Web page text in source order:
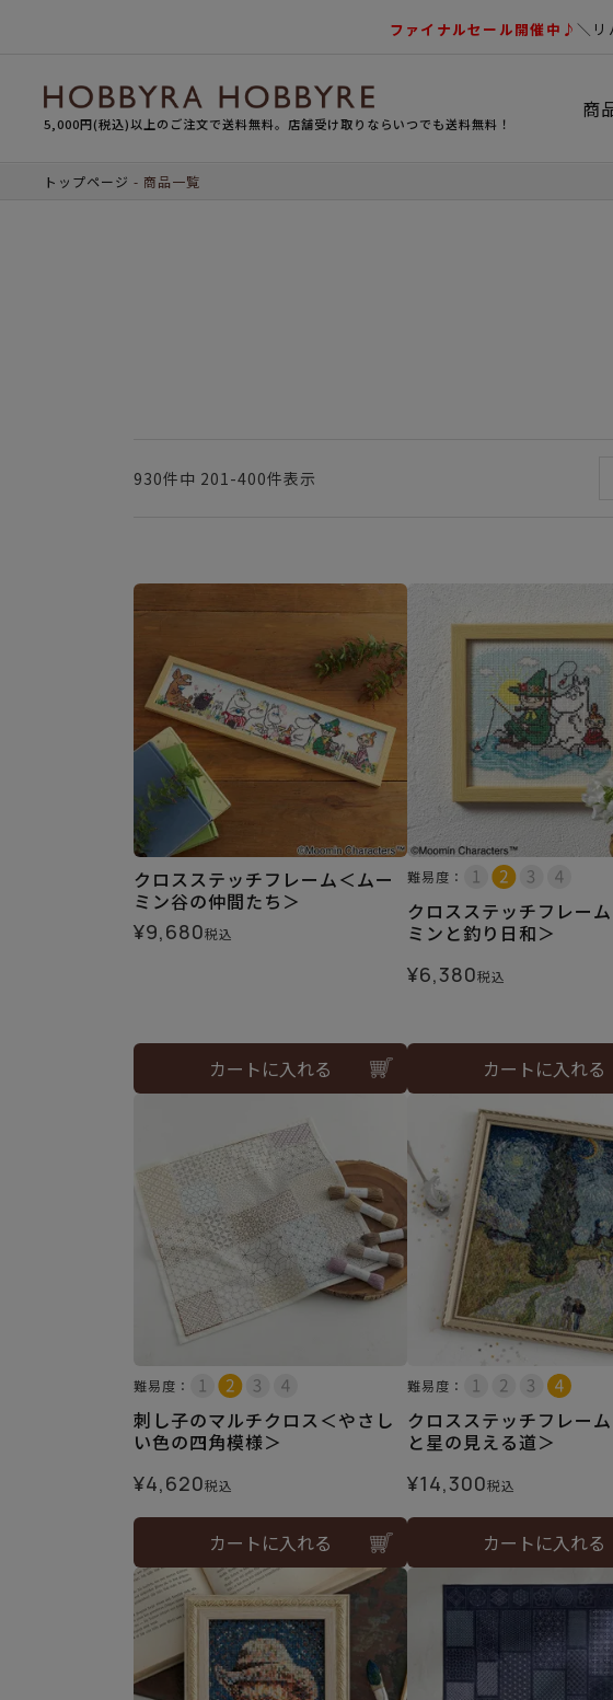
ファイナルセール開催中♪＼リ
5,000円(税込)以上のご注文で送料無料。店舗受け取りならいつでも送料無料！
商
トップページ 商品一覧
930件中 201 -400件表示
クロスステッチフレーム＜ムー
ミン谷の仲間たち＞
¥9,680税込
カートに入れる
難易度：
クロスステッチフレー
ミンと釣り日和＞
¥6,380税込
カートに入れる
難易度：
刺し子のマルチクロス＜やさし
い色の四角模様＞
¥4,620税込
カートに入れる
難易度：
クロスステッチフレー
と星の見える道＞
¥14,300税込
カートに入れる